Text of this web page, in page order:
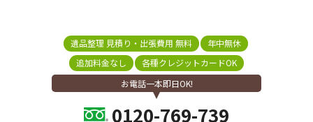
遺品整理 見積り・出張費用 無料
年中無休
追加料金なし
各種クレジットカードOK
お電話一本即日OK!
0120-769-739